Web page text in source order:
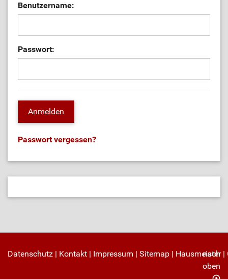
Benutzername:
Passwort:
Passwort vergessen?
Datenschutz | Kontakt | Impressum | Sitemap | Hausmeister|
nach
oben